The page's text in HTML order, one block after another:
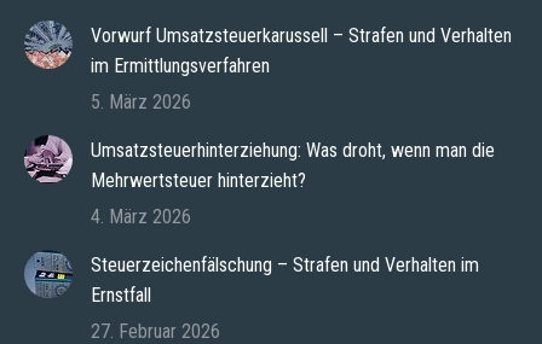
Vorwurf Umsatzsteuerkarussell – Strafen und Verhalten
im Ermittlungsverfahren
5. März 2026
Umsatzsteuerhinterziehung: Was droht, wenn man die
Mehrwertsteuer hinterzieht?
4. März 2026
Steuerzeichenfälschung – Strafen und Verhalten im
Ernstfall
27. Februar 2026